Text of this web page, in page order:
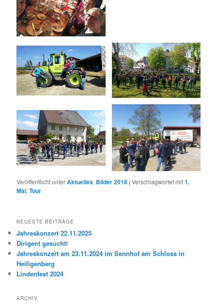
Veröffentlicht unterAktuelles, Bilder 2018 |Verschlagwortet mit1.
Mai,Tour
NEUESTE BEITRÄGE
Jahreskonzert 22.11.2025
Dirigent gesucht!
Jahreskonzert am 23.11.2024 im Sennhof am Schloss in
Heiligenberg
Lindenfest 2024
ARCHIV